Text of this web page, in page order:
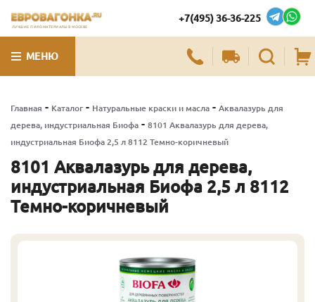
ЛУЧШИЕ ПИЛОМАТЕРИАЛЫ В МОСКВЕ
+7(495) 36-36-225
МЕНЮ
Главная - Каталог - Натуральные краски и масла - Аквалазурь для
дерева, индустриальная Биофа - 8101 Аквалазурь для дерева,
индустриальная Биофа 2,5 л 8112 Темно-коричневый
8101 Аквалазурь для дерева,
индустриальная Биофа 2,5 л 8112
Темно-коричневый